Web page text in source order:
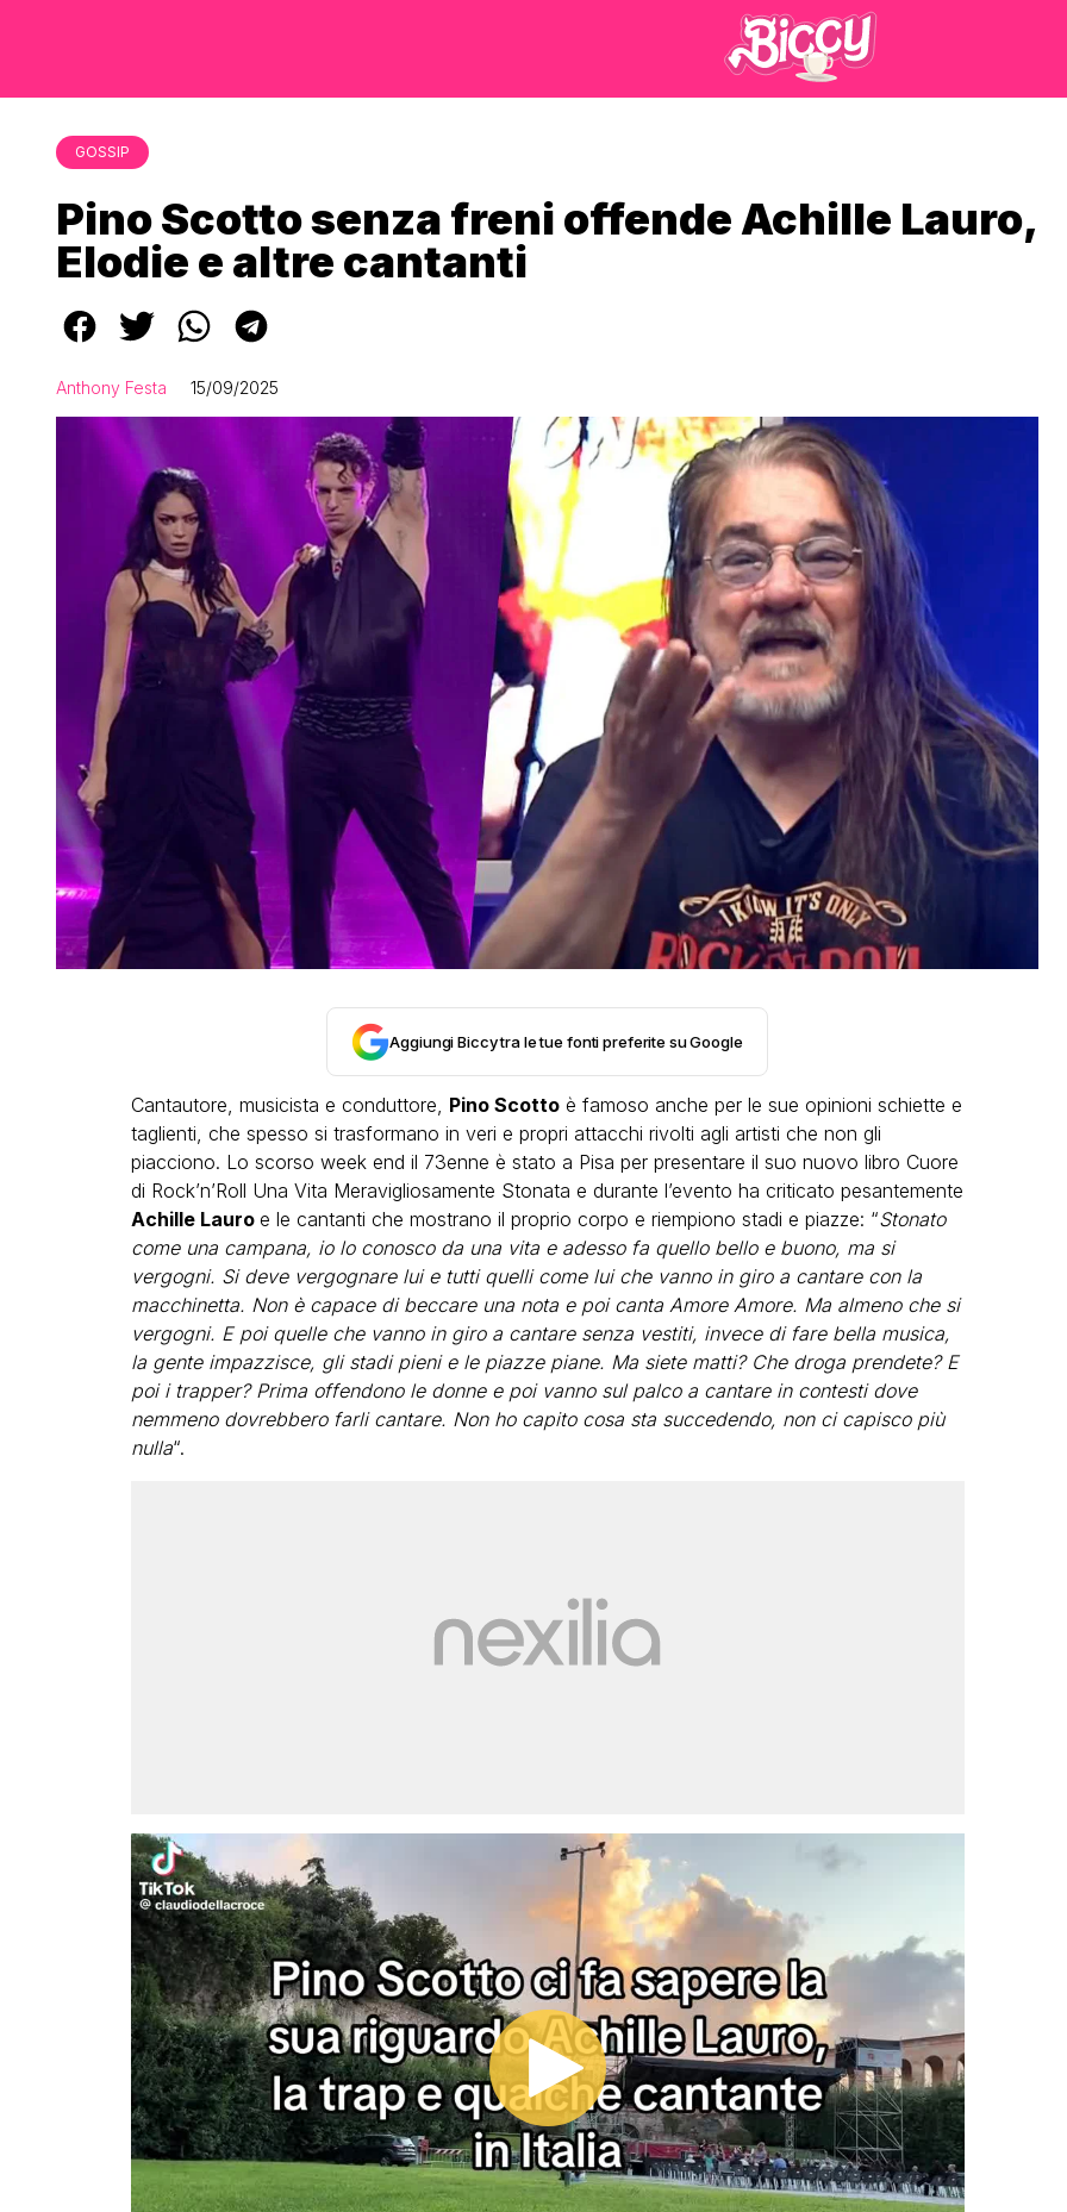
GOSSIP
Pino Scotto senza freni offende Achille Lauro,
Elodie e altre cantanti
Anthony Festa 15/09/2025
Aggiungi Biccy tra le tue fonti preferite su Google
Cantautore, musicista e conduttore, Pino Scottoè famoso anche per le sue opinioni schiette e
taglienti, che spesso si trasformano in veri e propri attacchi rivolti agli artisti che non gli
piacciono. Lo scorso week end il 73enne è stato a Pisa per presentare il suo nuovo libro Cuore
di Rock’n’Roll Una Vita Meravigliosamente Stonata e durante l’evento ha criticato pesantemente
Achille Lauro e le cantanti che mostrano il proprio corpo e riempiono stadi e piazze: “Stonato
come una campana, io lo conosco da una vita e adesso fa quello bello e buono, ma si
vergogni. Si deve vergognare lui e tutti quelli come lui che vanno in giro a cantare con la
macchinetta. Non è capace di beccare una nota e poi canta Amore Amore. Ma almeno che si
vergogni. E poi quelle che vanno in giro a cantare senza vestiti, invece di fare bella musica,
la gente impazzisce, gli stadi pieni e le piazze piane. Ma siete matti? Che droga prendete? E
poi i trapper? Prima offendono le donne e poi vanno sul palco a cantare in contesti dove
nemmeno dovrebbero farli cantare. Non ho capito cosa sta succedendo, non ci capisco più
nulla“.
Bambola Star, la festa di
compleanno con tutte le grandi
dive compie 15 anni: il video
completo
VIRAL
Camilla Milanesi lascia tutto:
“Addio cike mie, siete state una
grande famiglia per me”
FABIANO MINACCI